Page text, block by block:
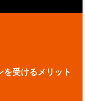
を受けるメリット